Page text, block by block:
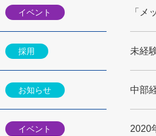
イベント 「メ
採用 未経
お知らせ 中部
イベント 2020